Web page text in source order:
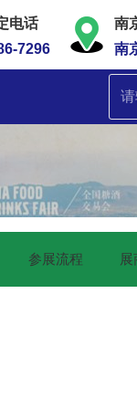
电话
7296
南
南
参展流程